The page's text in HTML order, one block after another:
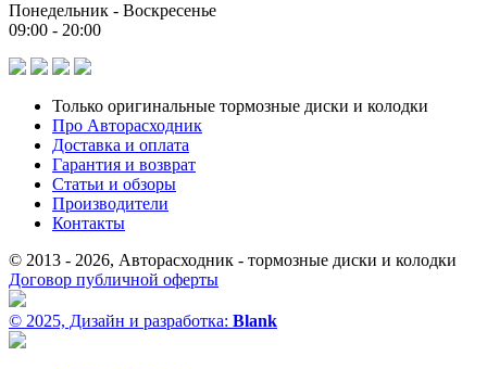
Понедельник - Воскресенье
09:00 - 20:00
Только оригинальные тормозные диски и колодки
Про Авторасходник
Доставка и оплата
Гарантия и возврат
Статьи и обзоры
Производители
Контакты
© 2013 - 2026, Авторасходник - тормозные диски и колодки
Договор публичной оферты
© 2025, Дизайн и разработка: Blank